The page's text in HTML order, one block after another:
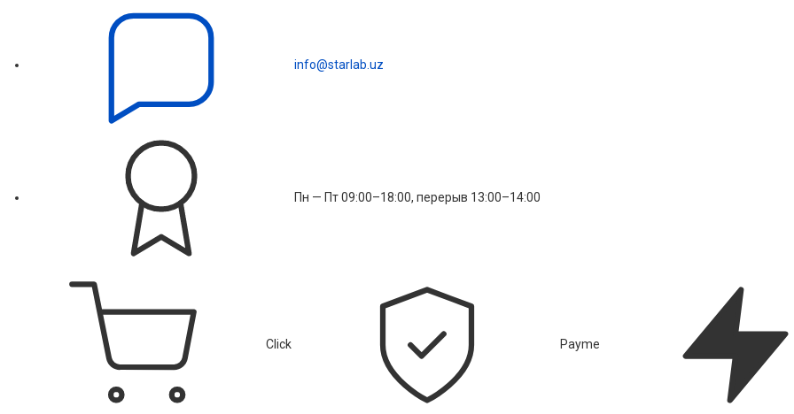
info@starlab.uz
Пн — Пт 09:00–18:00, перерыв 13:00–14:00
Click Payme